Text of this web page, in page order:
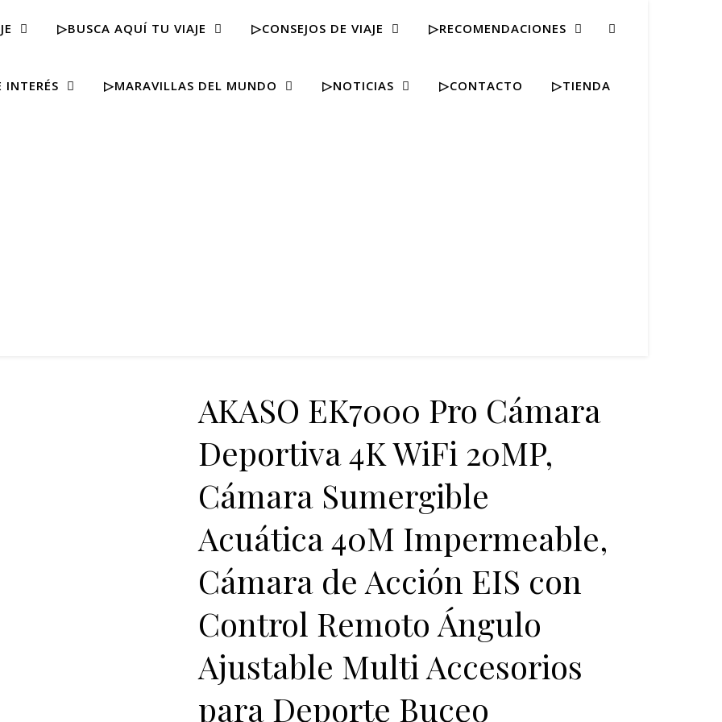
▷BUSCA AQUÍ TU VIAJE ▷CONSEJOS DE VIAJE ▷RECOMENDACIONES
INTERÉS ▷MARAVILLAS DEL MUNDO ▷NOTICIAS ▷CONTACTO ▷TIENDA
AKASO EK7000 Pro Cámara
Deportiva 4K WiFi 20MP,
Cámara Sumergible
Acuática 40M Impermeable,
Cámara de Acción EIS con
Control Remoto Ángulo
Ajustable Multi Accesorios
para Deporte Buceo